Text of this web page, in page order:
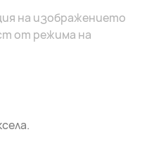
на изображението
от режима на